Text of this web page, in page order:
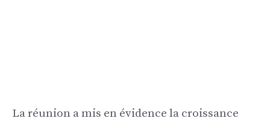
La réunion a mis en évidence la croissance